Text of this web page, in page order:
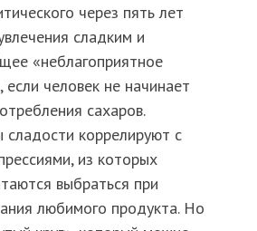
через пять лет
сладким и
«неблагоприятное
если человек не начинает
сахаров.
коррелируют с
из которых
выбраться при
любимого продукта. Но